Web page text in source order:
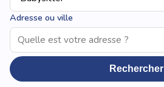
Adresse ou ville
Rechercher